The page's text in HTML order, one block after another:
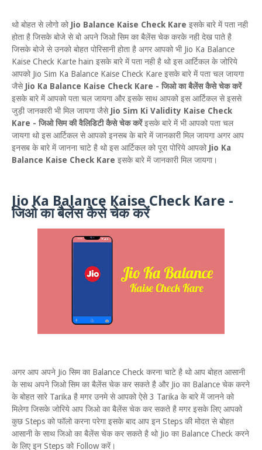
थो बोहत से लोगो को Jio Balance Kaise Check Kare इसके बारे में पता नही
होता है जिसके बोजे से बो अपने जिओ सिम का बैलेंस चेक करके नही देख पाते है
जिसके बोजे से उनको बोहत पोरिसानी होता है अगर आपको भी Jio Ka Balance
Kaise Check Karte hain इसके बारे में पता नही है थो इस आर्टिकल के जोरिये
आपको Jio Sim Ka Balance Kaise Check Kare इसके बारे में पता चल जायगा
जैसे Jio Ka Balance Kaise Check Kare - जिओ का बैलेंस कैसे चेक करें
इसके बारे में आपको पता चल जायगा और इसके साथ आपको इस आर्टिकल से इससे
जुड़ी जानकारी भी मिल जायगा जैसे Jio Sim Ki Validity Kaise Check
Kare - जिओ सिम की वैलिडिटी कैसे चेक करेंइसके बारे में भी आपको पता चल
जायगा थो इस आर्टिकल से आपको इनसब के बारे में जानकारी मिल जायगा अगर आप
इनसब के बारे में जानना चाटे है थो इस आर्टिकल को पूरा पोरिये आपको Jio Ka
Balance Kaise Check Kare इसके बारे में जानकारी मिल जायगा।
Jio Ka Balance Kaise Check Kare -
जिओ का बैलेंस कैसे चेक करें
अगर आप अपने Jio सिम का Balance Check करना चाटे है थो आप बोहत आसानी
के साथ अपने जिओ सिम का बैलेंस चेक कर सकते है और Jio का Balance चेक करने
के बोहत सारे Tarika है मगर उनमे से आपको ऐसे 3 Tarika के बारे में जानने को
मिलेगा जिसके जोरिये आप जिओ का बैलेंस चेक कर सकते है मगर इसके लिए आपको
कुछ Steps को फॉलो करना परेगा इसके बाद आप इन Steps की मोदत से बोहत
आसानी के साथ जिओ का बैलेंस चेक कर सकते है थो Jio का Balance Check करने
के लिए इन Steps को Follow करें।